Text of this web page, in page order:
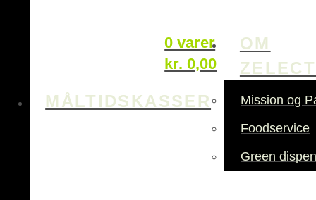
0 varer
kr. 0,00
MÅLTIDSKASSER
OM
Mission og
Foodservice
Green